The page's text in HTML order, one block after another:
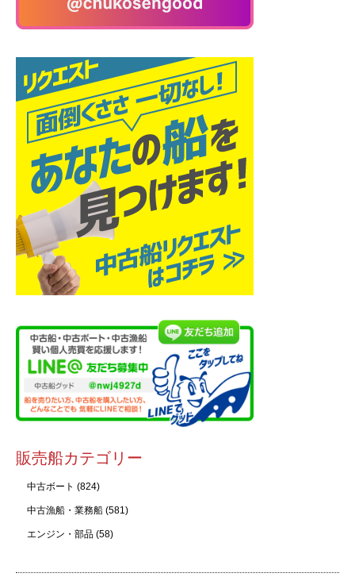
販売船カテゴリー
中古ボート (824)
中古漁船・業務船 (581)
エンジン・部品 (58)